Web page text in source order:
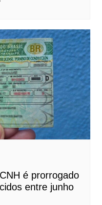
é prorrogado
entre junho